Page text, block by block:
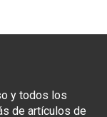
y todos los
de artículos de